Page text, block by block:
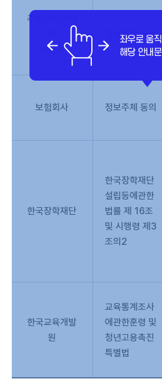
주한말레이시
대사관
정보주체 동의
보험회사 정보주체 동의
한국장학재단
한국장학재단
설립등에관한
법률 제 16조
및 시행령 제3
조의2
한국교육개발
원
교육통계조사
에관한훈령 및
청년고용촉진
특별법